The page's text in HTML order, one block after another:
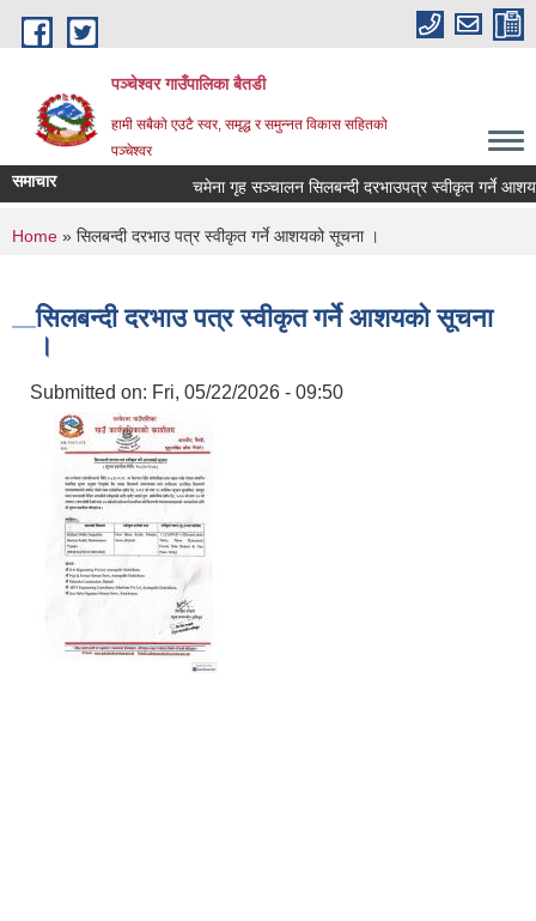
Skip to main content
पञ्चेश्वर गाउँपालिका बैतडी
हामी सबैको एउटै स्वर, समृद्ध र समुन्नत विकास सहितको
पञ्चेश्वर
समाचार चमेना गृह सञ्‍चालन सिलबन्दी दरभाउपत्र स्वीकृत गर्ने
You are here
Home » सिलबन्दी दरभाउ पत्र स्वीकृत गर्ने आशयको सूचना ।
सिलबन्दी दरभाउ पत्र स्वीकृत गर्ने आशयको सूचना
।
Submitted on: Fri, 05/22/2026 - 09:50